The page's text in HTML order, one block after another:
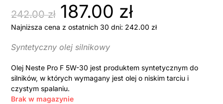
242.00zł 187.00 zł
Najniższa cena z ostatnich 30 dni: 242.00 zł
Syntetyczny olej silnikowy
Olej Neste Pro F 5W-30 jest produktem syntetycznym do
silników, w których wymagany jest olej o niskim tarciu i
czystym spalaniu.
Brak w magazynie